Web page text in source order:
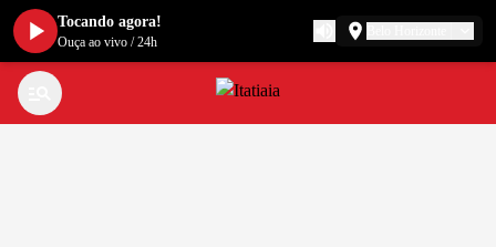
Tocando agora!
Ouça ao vivo /24h